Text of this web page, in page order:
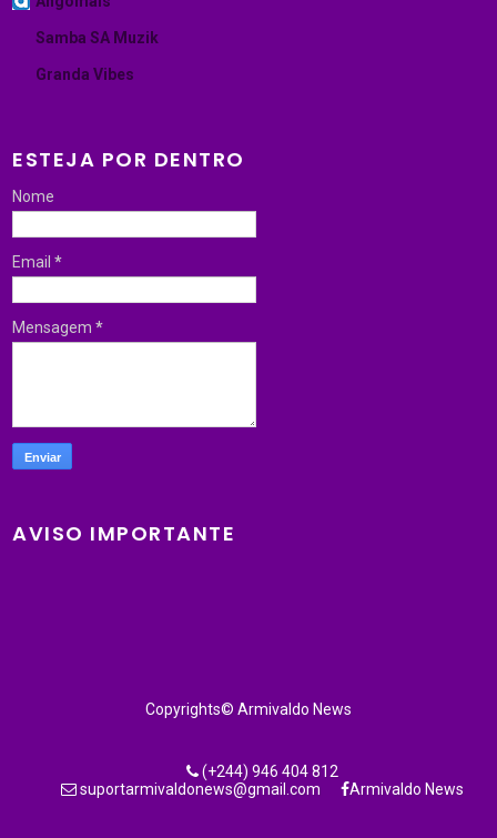
Samba SA Muzik
Granda Vibes
ESTEJA POR DENTRO
Nome
Email*
Mensagem*
AVISO IMPORTANTE
Copyrights© Armivaldo News
(+244) 946 404 812
suportarmivaldonews@gmail.com
Armivaldo News